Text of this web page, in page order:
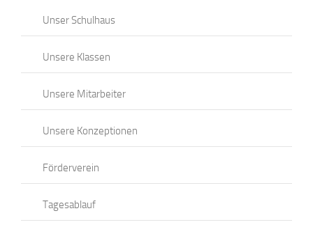
Unser Schulhaus
Unsere Klassen
Unsere Mitarbeiter
Unsere Konzeptionen
Förderverein
Tagesablauf